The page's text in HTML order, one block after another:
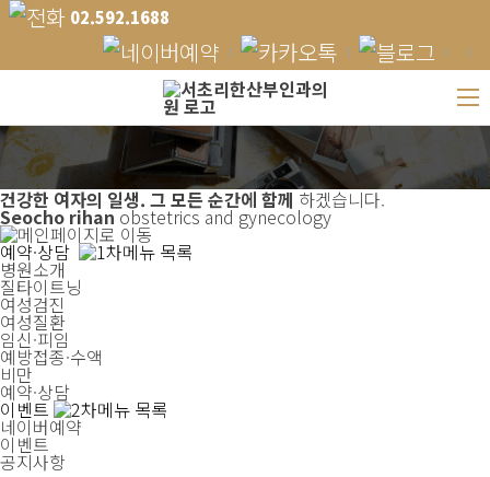
02.592.1688
건강한 여자의 일생. 그 모든 순간에 함께 하겠습니다.
Seocho rihanobstetrics and gynecology
예약·상담
병원소개
질타이트닝
여성검진
여성질환
임신·피임
예방접종·수액
비만
예약·상담
이벤트
네이버예약
이벤트
공지사항